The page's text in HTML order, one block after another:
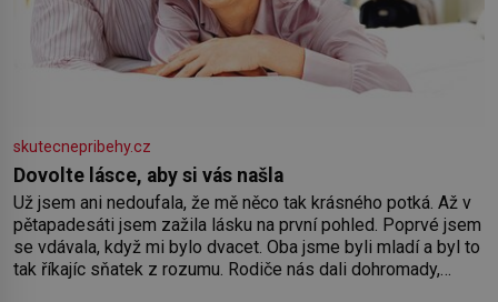
skutecnepribehy.cz
Dovolte lásce, aby si vás našla
Už jsem ani nedoufala, že mě něco tak krásného potká. Až v
pětapadesáti jsem zažila lásku na první pohled. Poprvé jsem
se vdávala, když mi bylo dvacet. Oba jsme byli mladí a byl to
tak říkajíc sňatek z rozumu. Rodiče nás dali dohromady,